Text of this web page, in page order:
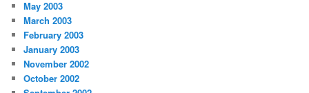
May 2003
March 2003
February 2003
January 2003
November 2002
October 2002